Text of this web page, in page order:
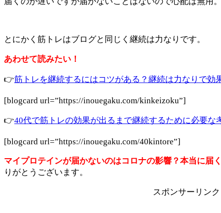
とにかく筋トレはブログと同じく継続は力なりです。
あわせて読みたい！
👉筋トレを継続するにはコツがある？継続は力なりで効
[blogcard url=”https://inouegaku.com/kinkeizoku”]
👉40代で筋トレの効果が出るまで継続するために必要な
[blogcard url=”https://inouegaku.com/40kintore”]
マイプロテインが届かないのはコロナの影響？本当に届
りがとうございます。
スポンサーリンク